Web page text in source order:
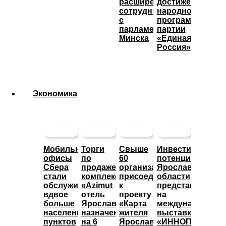
расширении
сотрудничества
с
парламентом
Минска
достижения
народной
программы
партии
«Единая
Россия»
Экономика
Мобильные
офисы
Сбера
стали
обслуживать
вдвое
больше
населенных
пунктов
Торги
по
продаже
комплекса
«Azimut
отель
Ярославль»
назначены
на 6
Свыше
60
организаций
присоединились
к
проекту
«Карта
жителя
Ярославской
потенциал
Ярославской
области
представят
на
международной
выставке
«ИННОПРОМ»